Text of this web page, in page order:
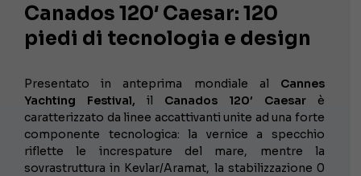
Canados 120′ Caesar: 120
piedi di tecnologia e design
Presentato in anteprima mondiale al Cannes
Yachting Festival, il Canados 120′ Caesar è
caratterizzato da linee accattivanti unite ad una forte
componente tecnologica: la vernice a specchio
riflette le increspature del mare, mentre la
sovrastruttura in Kevlar/Aramat, la stabilizzazione 0